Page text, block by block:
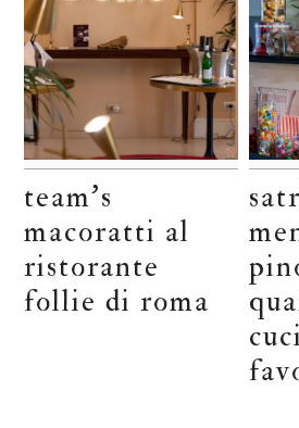
team’s
macoratti al
ristorante
follie di roma